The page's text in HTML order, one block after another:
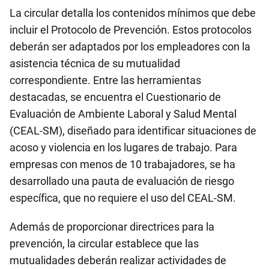
La circular detalla los contenidos mínimos que debe
incluir el Protocolo de Prevención. Estos protocolos
deberán ser adaptados por los empleadores con la
asistencia técnica de su mutualidad
correspondiente. Entre las herramientas
destacadas, se encuentra el Cuestionario de
Evaluación de Ambiente Laboral y Salud Mental
(CEAL-SM), diseñado para identificar situaciones de
acoso y violencia en los lugares de trabajo. Para
empresas con menos de 10 trabajadores, se ha
desarrollado una pauta de evaluación de riesgo
específica, que no requiere el uso del CEAL-SM.
Además de proporcionar directrices para la
prevención, la circular establece que las
mutualidades deberán realizar actividades de